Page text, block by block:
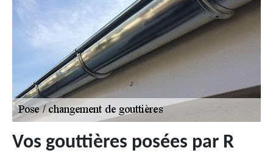
Vos gouttières posées par R